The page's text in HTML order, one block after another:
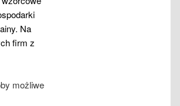
Na
firm z
możliwe